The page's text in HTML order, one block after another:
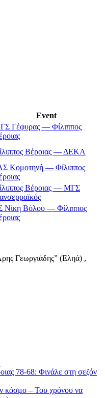
Event
Γέφυρας — Φίλιππος
Βέροιας — ΔΕΚΑ
Κομοτηνή — Φίλιππος
Βέροιας — ΜΓΣ
Νίκη Βόλου — Φίλιππος
Γεωργιάδης” (Εληά) ,
78-68: Φινάλε στη σεζόν
κόσμο – Του χρόνου να